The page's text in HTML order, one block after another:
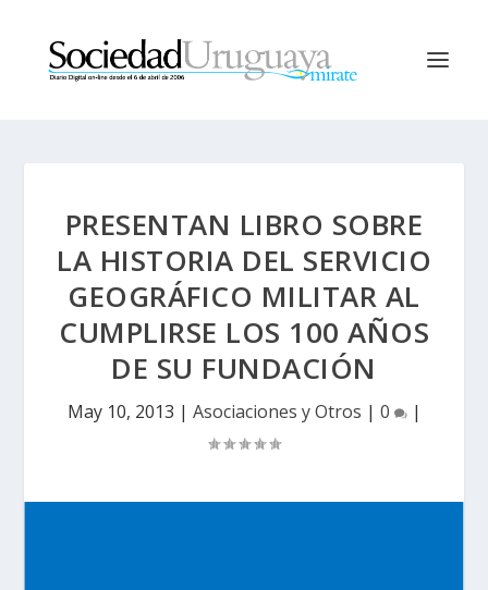
PRESENTAN LIBRO SOBRE
LA HISTORIA DEL SERVICIO
GEOGRÁFICO MILITAR AL
CUMPLIRSE LOS 100 AÑOS
DE SU FUNDACIÓN
May 10, 2013 | Asociaciones y Otros | 0 |